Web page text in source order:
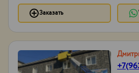
Заказать